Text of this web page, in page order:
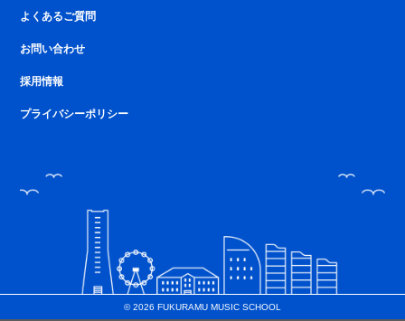
よくあるご質問
お問い合わせ
採用情報
プライバシーポリシー
© 2026 FUKURAMU MUSIC SCHOOL